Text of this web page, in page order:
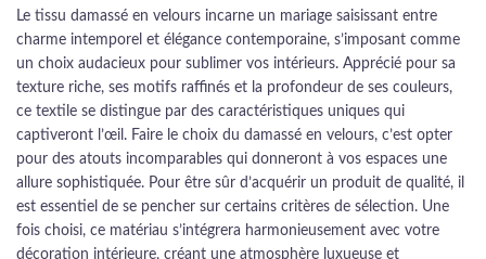
Le tissu damassé en velours incarne un mariage saisissant entre
charme intemporel et élégance contemporaine, s’imposant comme
un choix audacieux pour sublimer vos intérieurs. Apprécié pour sa
texture riche, ses motifs raffinés et la profondeur de ses couleurs,
ce textile se distingue par des caractéristiques uniques qui
captiveront l’œil. Faire le choix du damassé en velours, c’est opter
pour des atouts incomparables qui donneront à vos espaces une
allure sophistiquée. Pour être sûr d’acquérir un produit de qualité, il
est essentiel de se pencher sur certains critères de sélection. Une
fois choisi, ce matériau s’intégrera harmonieusement avec votre
décoration intérieure, créant une atmosphère luxueuse et